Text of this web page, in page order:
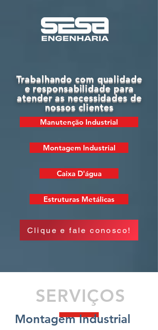
Trabalhando com qualidade
e responsabilidade para
atender as necessidades de
nossos clientes
Manutenção Industrial
Montagem Industrial
Caixa D'água
Estruturas Metálicas
Clique e fale conosco!
SERVIÇOS
Montagem Industrial